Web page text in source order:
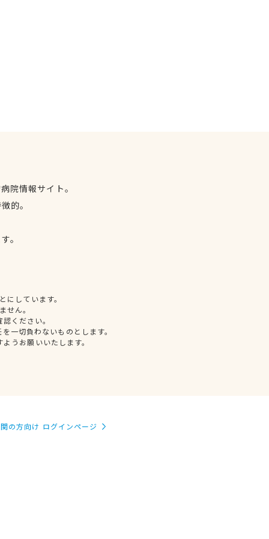
院情報サイト。
的。
。
しています。
せん。
ください。
一切負わないものとします。
うお願いいたします。
の方向け ログインページ